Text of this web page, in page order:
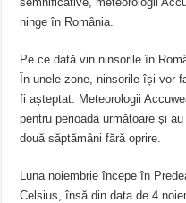
ninge în România.
Pe ce dată vin ninsorile în
În unele zone, ninsorile își vor
fi așteptat. Meteorologii
pentru perioada următoare și
două săptămâni fără oprire.
Luna noiembrie începe în
Celsius, însă din data de 4